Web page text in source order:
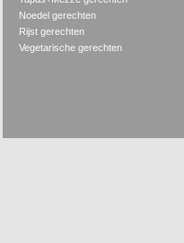
Noedel gerechten
Rijst gerechten
Vegetarische gerechten